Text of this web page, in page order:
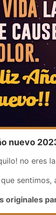
nuevo
no eres
originales